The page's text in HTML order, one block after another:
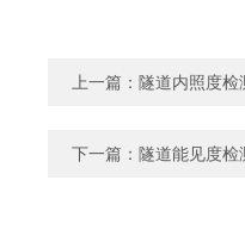
上一篇： 隧道内照度
下一篇： 隧道能见度